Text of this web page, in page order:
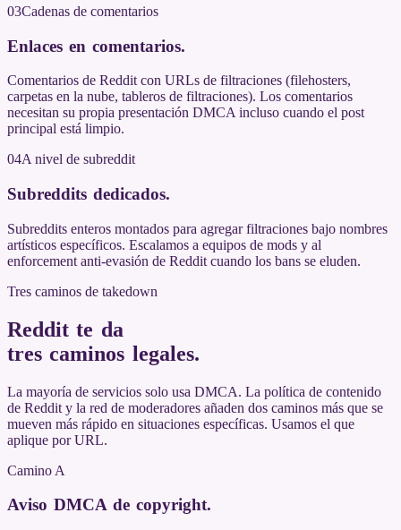
03Cadenas de comentarios
Enlaces en comentarios.
Comentarios de Reddit con URLs de filtraciones (filehosters,
carpetas en la nube, tableros de filtraciones). Los comentarios
necesitan su propia presentación DMCA incluso cuando el post
principal está limpio.
04A nivel de subreddit
Subreddits dedicados.
Subreddits enteros montados para agregar filtraciones bajo nombres
artísticos específicos. Escalamos a equipos de mods y al
enforcement anti-evasión de Reddit cuando los bans se eluden.
Tres caminos de takedown
Reddit te da
tres caminos legales.
La mayoría de servicios solo usa DMCA. La política de contenido
de Reddit y la red de moderadores añaden dos caminos más que se
mueven más rápido en situaciones específicas. Usamos el que
aplique por URL.
Camino A
Aviso DMCA de copyright.